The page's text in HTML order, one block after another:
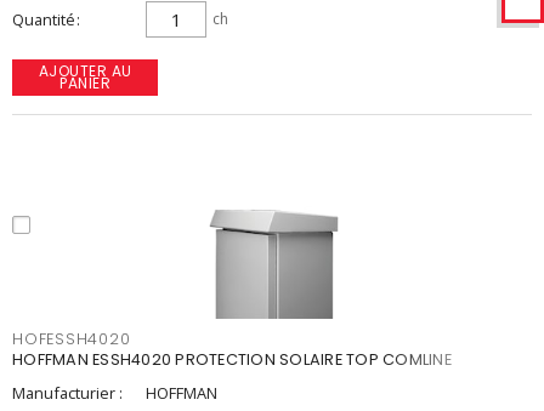
Quantité ch
AJOUTER AU
PANIER
HOFESSH4020
HOFFMAN ESSH4020 PROTECTION SOLAIRE TOP COMLINE
Manufacturier :
HOFFMAN